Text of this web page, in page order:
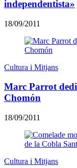
independentista»
18/09/2011
Cultura i Mitjans
Marc Parrot
Chomón
18/09/2011
Cultura i Mitjans